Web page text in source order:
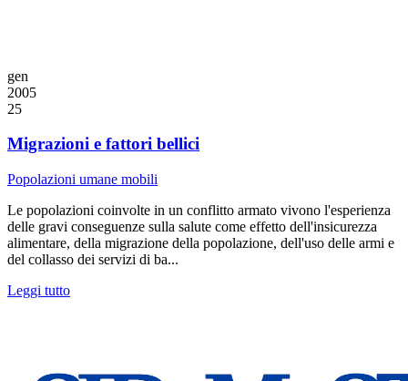
gen
2005
25
Migrazioni e fattori bellici
Popolazioni umane mobili
Le popolazioni coinvolte in un conflitto armato vivono l'esperienza
delle gravi conseguenze sulla salute come effetto dell'insicurezza
alimentare, della migrazione della popolazione, dell'uso delle armi e
del collasso dei servizi di ba...
Leggi tutto